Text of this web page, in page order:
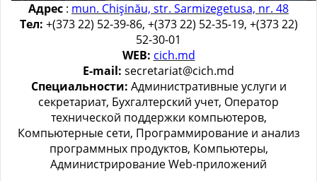
Адрес : mun. Chişinău, str. Sarmizegetusa, nr. 48
Тел: +(373 22) 52-39-86, +(373 22) 52-35-19, +(373 22)
52-30-01
WEB: cich.md
E-mail: secretariat@cich.md
Специальности: Административные услуги и
секретариат, Бухгалтерский учет, Оператор
технической поддержки компьютеров,
Компьютерные сети, Программирование и анализ
программных продуктов, Компьютеры,
Администрирование Web-приложений